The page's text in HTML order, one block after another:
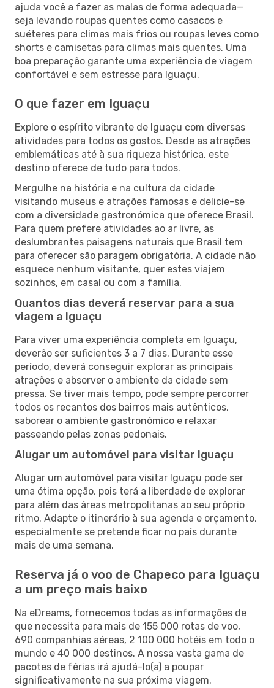
ajuda você a fazer as malas de forma adequada—
seja levando roupas quentes como casacos e
suéteres para climas mais frios ou roupas leves como
shorts e camisetas para climas mais quentes. Uma
boa preparação garante uma experiência de viagem
confortável e sem estresse para Iguaçu.
O que fazer em Iguaçu
Explore o espírito vibrante de Iguaçu com diversas
atividades para todos os gostos. Desde as atrações
emblemáticas até à sua riqueza histórica, este
destino oferece de tudo para todos.
Mergulhe na história e na cultura da cidade
visitando museus e atrações famosas e delicie-se
com a diversidade gastronómica que oferece Brasil.
Para quem prefere atividades ao ar livre, as
deslumbrantes paisagens naturais que Brasil tem
para oferecer são paragem obrigatória. A cidade não
esquece nenhum visitante, quer estes viajem
sozinhos, em casal ou com a família.
Quantos dias deverá reservar para a sua
viagem a Iguaçu
Para viver uma experiência completa em Iguaçu,
deverão ser suficientes 3 a 7 dias. Durante esse
período, deverá conseguir explorar as principais
atrações e absorver o ambiente da cidade sem
pressa. Se tiver mais tempo, pode sempre percorrer
todos os recantos dos bairros mais autênticos,
saborear o ambiente gastronómico e relaxar
passeando pelas zonas pedonais.
Alugar um automóvel para visitar Iguaçu
Alugar um automóvel para visitar Iguaçu pode ser
uma ótima opção, pois terá a liberdade de explorar
para além das áreas metropolitanas ao seu próprio
ritmo. Adapte o itinerário à sua agenda e orçamento,
especialmente se pretende ficar no país durante
mais de uma semana.
Reserva já o voo de Chapeco para Iguaçu
a um preço mais baixo
Na eDreams, fornecemos todas as informações de
que necessita para mais de 155 000 rotas de voo,
690 companhias aéreas, 2 100 000 hotéis em todo o
mundo e 40 000 destinos. A nossa vasta gama de
pacotes de férias irá ajudá-lo(a) a poupar
significativamente na sua próxima viagem.